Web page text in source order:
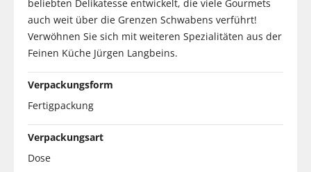
beliebten Delikatesse entwickelt, die viele Gourmets
auch weit über die Grenzen Schwabens verführt!
Verwöhnen Sie sich mit weiteren Spezialitäten aus der
Feinen Küche Jürgen Langbeins.
Verpackungsform
Fertigpackung
Verpackungsart
Dose